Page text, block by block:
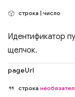
строка | число
Идентификатор
щелчок.
pageUrl
строка